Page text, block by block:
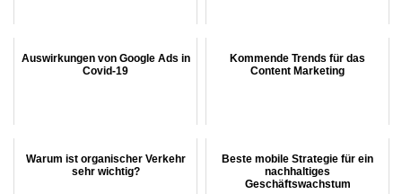
Auswirkungen von Google Ads in
Covid-19
Kommende Trends für das
Content Marketing
Warum ist organischer Verkehr
sehr wichtig?
Beste mobile Strategie für ein
nachhaltiges
Geschäftswachstum